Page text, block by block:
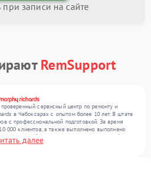
записи на сайте
RemSupport
сервисный центр по ремонту и
в Чебоксарах с опытом более 10 лет. В штате
с профессиональной подготовкой. За время
000 клиентов, а также выполнено выполнено
в сервисный центр поступает от 300 устройств,
любой сложности и гарантируем высокое
далее